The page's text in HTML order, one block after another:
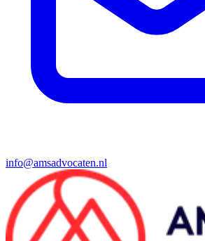
info@amsadvocaten.nl